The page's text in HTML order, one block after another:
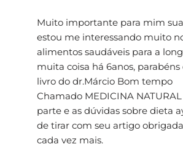
Muito importante para mim
estou me interessando muito
alimentos saudáveis para a
muita coisa há 6anos,
livro do dr.Márcio Bom tempo
Chamado MEDICINA
parte e as dúvidas sobre dieta
de tirar com seu artigo
cada vez mais.